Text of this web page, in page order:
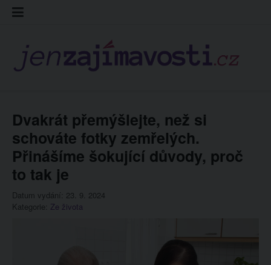
Skip
Dvakrát přemýšlejte, než si
schováte fotky zemřelých.
Přinášíme šokující důvody, proč
to tak je
Datum vydání: 23. 9. 2024
Kategorie: Ze života